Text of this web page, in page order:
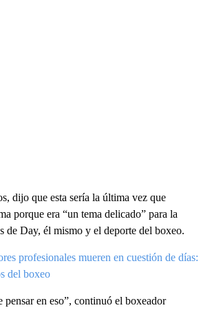
dijo que esta sería la última vez que
porque era “un tema delicado” para la
de Day, él mismo y el deporte del boxeo.
profesionales mueren en cuestión de días:
del boxeo
pensar en eso”, continuó el boxeador